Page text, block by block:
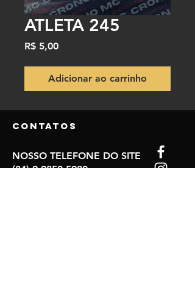
ATLETA 245
R$ 5,00Preço
Adicionar ao carrinho
Contatos
NOSSO TELEFONE DO SITE
(84) 9.9850-5980